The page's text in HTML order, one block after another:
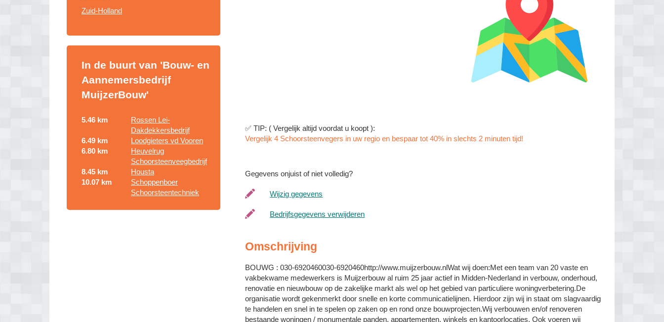
Zuid-Holland
In de buurt van 'Bouw- en
Aannemersbedrijf
MuijzerBouw'
5.46 km
Rossen Lei-
Dakdekkersbedrijf
6.49 km
Loodgieters vd Vooren
6.80 km
Heuvelrug
Schoorsteenveegbedrijf
8.45 km
Housta
10.07 km
Schoppenboer
Schoorsteentechniek
✅ TIP: ( Vergelijk altijd voordat u koopt ):
Vergelijk 4 Schoorsteenvegers in uw regio en bespaar tot 40% in slechts 2 minuten tijd!
Gegevens onjuist of niet volledig?
Wijzig gegevens
Bedrijfsgegevens verwijderen
Omschrijving
BOUWG : 030-6920460030-6920460http://www.muijzerbouw.nlWat wij doen:Met een team van 20 vaste en
vakbekwame medewerkers is Muijzerbouw al ruim 25 jaar actief in Midden-Nederland in verbouw, onderhoud,
renovatie en nieuwbouw op de zakelijke markt als wel op het gebied van particuliere woningverbetering.De
organisatie wordt gekenmerkt door snelle en korte communicatielijnen. Hierdoor zijn wij in staat om slagvaardig
te handelen en snel in te spelen op zaken op en rond onze bouwprojecten.Wij verbouwen en/of renoveren
bestaande woningen / monumentale panden, appartementen, winkels en kantoorlocaties. Ook voeren wij